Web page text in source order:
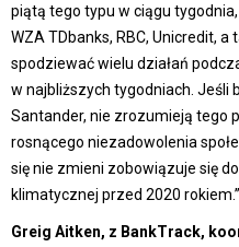
piątą tego typu w ciągu
WZA TDbanks, RBC, Unicredit, a
spodziewać wielu działań
w najbliższych tygodniach. Jeśli
Santander, nie zrozumieją tego
rosnącego niezadowolenia
się nie zmieni zobowiązuje się
klimatycznej przed 2020 rokiem.”
Greig Aitken, z BankTrack,